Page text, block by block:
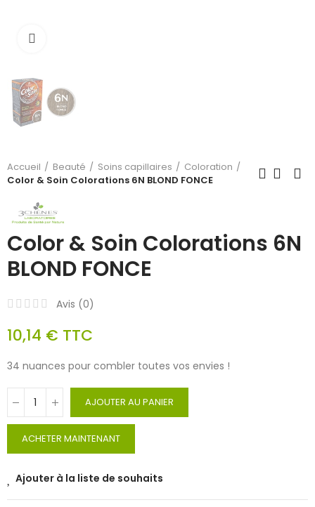
Accueil Beauté Soins capillaires
Coloration
Color & Soin Colorations 6N BLOND FONCE
Color & Soin Colorations 6N
BLOND FONCE
Avis (0)
10,14 € TTC
34 nuances pour combler toutes vos envies !
AJOUTER AU PANIER
ACHETER MAINTENANT
Ajouter à la liste de souhaits